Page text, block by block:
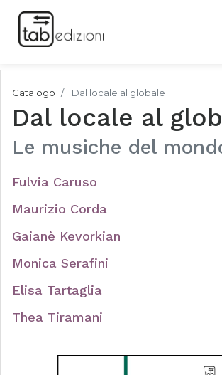
Catalogo Dal locale al globale
Dal locale al
Le musiche del
Fulvia Caruso
Maurizio Corda
Gaianè Kevorkian
Monica Serafini
Elisa Tartaglia
Thea Tiramani